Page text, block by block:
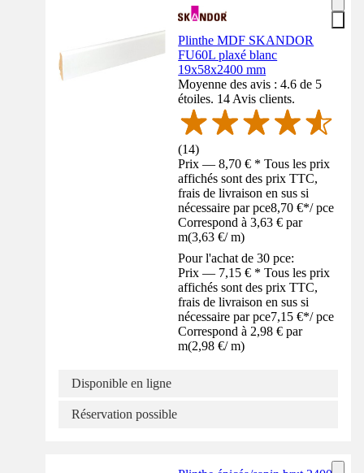
Plinthe MDF SKANDOR
FU60L plaxé blanc
19x58x2400 mm
Moyenne des avis : 4.6 de 5
étoiles. 14 Avis clients.
(14)
Prix — 8,70 € * Tous les prix
affichés sont des prix TTC,
frais de livraison en sus si
nécessaire par pce8,70 €*/ pce
Correspond à 3,63 € par
m(3,63 €/ m)
Pour l'achat de 30 pce:
Prix — 7,15 € * Tous les prix
affichés sont des prix TTC,
frais de livraison en sus si
nécessaire par pce7,15 €*/ pce
Correspond à 2,98 € par
m(2,98 €/ m)
Disponible en ligne
Réservation possible